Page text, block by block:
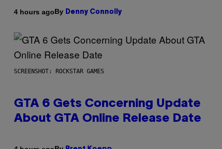
4 hours agoBy Denny Connolly
SCREENSHOT: ROCKSTAR GAMES
GTA 6 Gets Concerning Update
About GTA Online Release Date